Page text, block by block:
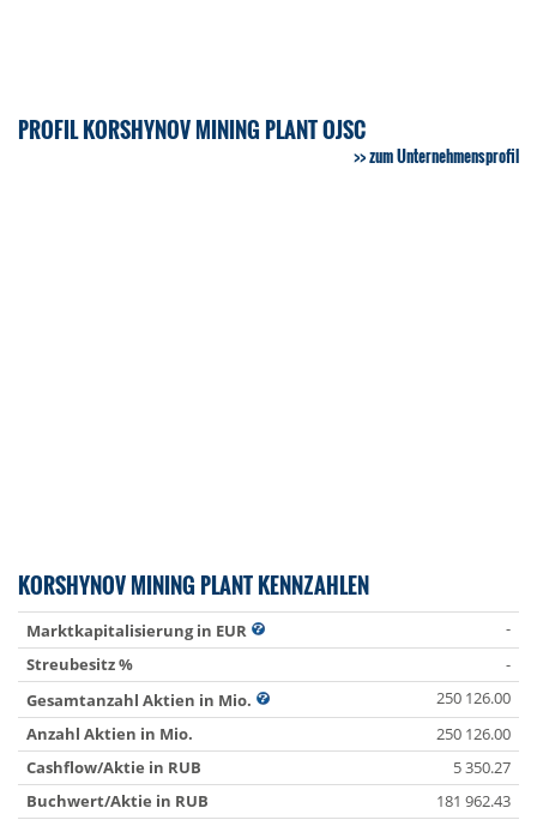
PROFIL KORSHYNOV MINING PLANT OJSC
zum Unternehmensprofil
KORSHYNOV MINING PLANT KENNZAHLEN
Marktkapitalisierung in EUR
-
Streubesitz %
-
Gesamtanzahl Aktien in Mio.
250 126.00
Anzahl Aktien in Mio.
250 126.00
Cashflow/Aktie in RUB
5 350.27
Buchwert/Aktie in RUB
181 962.43